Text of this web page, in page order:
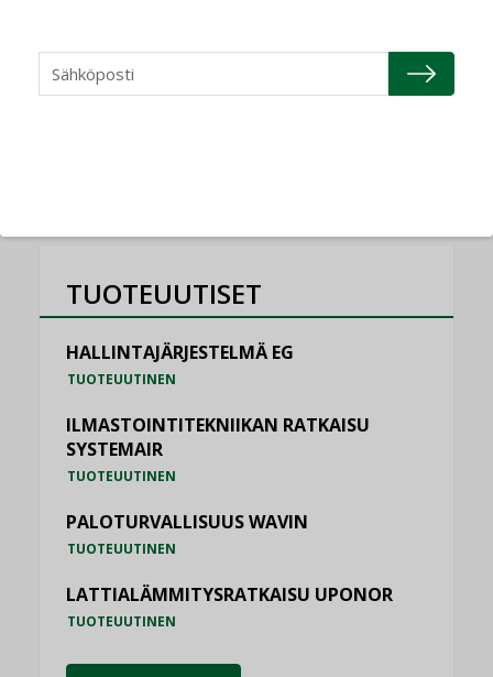
Schneider Electric
NIMITYKSET
TUOTEUUTISET
HALLINTAJÄRJESTELMÄ EG
TUOTEUUTINEN
ILMASTOINTITEKNIIKAN RATKAISU
SYSTEMAIR
TUOTEUUTINEN
PALOTURVALLISUUS WAVIN
TUOTEUUTINEN
LATTIALÄMMITYSRATKAISU UPONOR
TUOTEUUTINEN